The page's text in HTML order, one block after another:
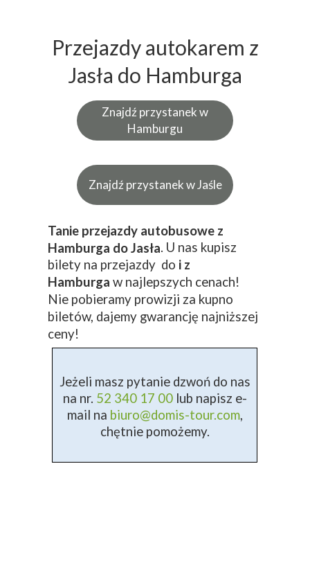
Znajdź przystanek w
Hamburgu
Znajdź przystanek w Jaśle
Przejazdy autokarem z
Jasła do Hamburga
Tanie przejazdy autobusowe z
Hamburga do Jasła. U nas kupisz
bilety na przejazdy do i z
Hamburga w najlepszych cenach!
Nie pobieramy prowizji za kupno
biletów, dajemy gwarancję najniższej
ceny!
Jeżeli masz pytanie dzwoń do nas
na nr. 52 340 17 00lub napisz e-
mail na biuro@domis-tour.com,
chętnie pomożemy.